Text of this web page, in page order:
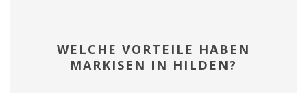
WELCHE VORTEILE HABEN
MARKISEN IN HILDEN?